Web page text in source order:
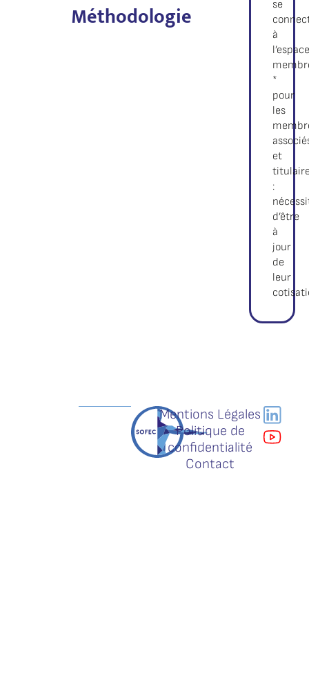
Méthodologie
se
à
l’espace
*
pour
les
et
:
d’être
à
jour
de
leur
Mentions Légales
Politique de
confidentialité
Contact